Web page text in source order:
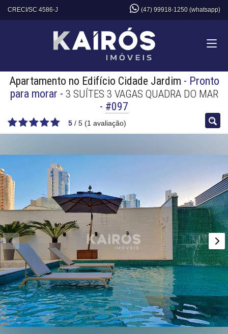
CRECI/SC 4586-J (47) 99918-1250 (whatsapp)
Apartamento no Edifício Cidade Jardim - Pronto
para morar - 3 SUÍTES 3 VAGAS QUADRA DO MAR
- #097
5 / 5 (1 avaliação)